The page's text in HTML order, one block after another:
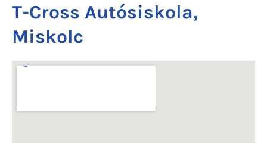
T-Cross Autósiskola,
Miskolc